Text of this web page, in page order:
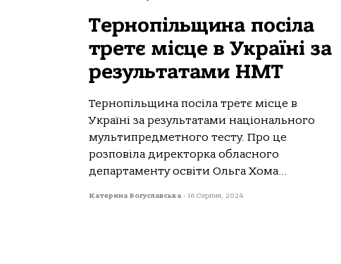
Тернопільщина посіла
третє місце в Україні за
результатами НМТ
Тернопільщина посіла третє місце в
Україні за результатами національного
мультипредметного тесту. Про це
розповіла директорка обласного
департаменту освіти Ольга Хома...
Катерина Богуславська - 16 Серпня, 2024